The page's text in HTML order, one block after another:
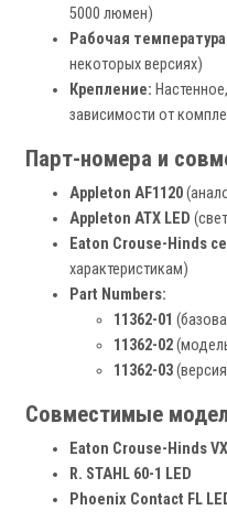
5000 люмен)
Рабочая
некоторых версиях)
Крепление:
зависимости от
Парт-номера и
Appleton AF1120
Appleton ATX LED
Eaton Crouse-Hinds
характеристикам)
Part Numbers:
11362-01
11362-02
11362-03
Совместимые
Eaton Crouse-Hinds
R. STAHL 60-1 LED
Phoenix Contact FL